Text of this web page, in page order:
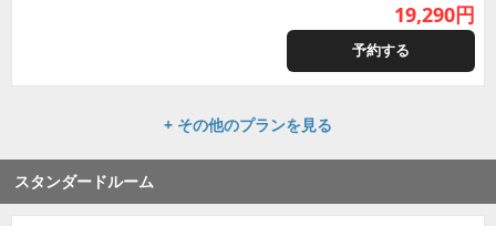
19,290円
予約する
+ その他のプランを見る
スタンダードルーム